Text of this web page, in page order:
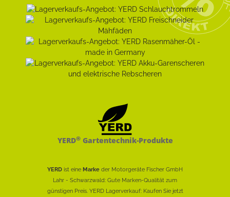
YERD®Gartentechnik-Produkte
YERD ist eine Marke der Motorgeräte Fischer GmbH
Lahr - Schwarzwald: Gute Marken-Qualität zum
günstigen Preis. YERD Lagerverkauf: Kaufen Sie jetzt